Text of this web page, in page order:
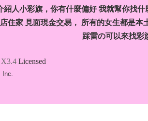
紹人小彩旗，你有什麼偏好 我就幫你找
店住家 見面現金交易， 所有的女生都是
踩雷の可以來找彩
X3.4 Licensed
Inc.